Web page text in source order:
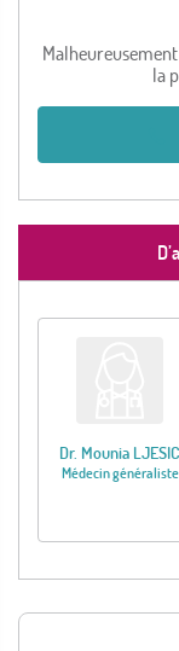
la
Dr. Mounia LJESIC
Médecin généraliste